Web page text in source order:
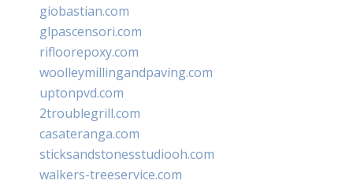
giobastian.com
glpascensori.com
rifloorepoxy.com
woolleymillingandpaving.com
uptonpvd.com
2troublegrill.com
casateranga.com
sticksandstonesstudiooh.com
walkers-treeservice.com